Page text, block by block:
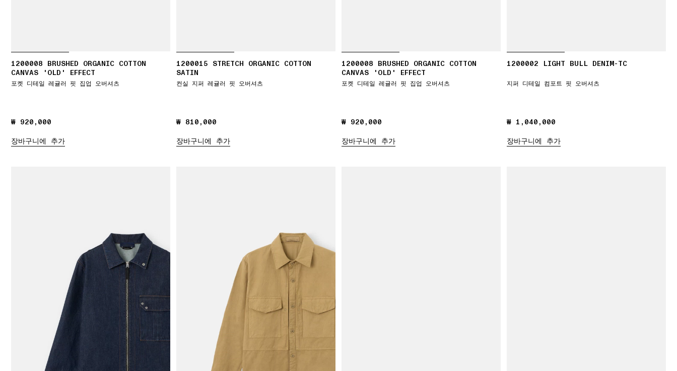
1200008 BRUSHED ORGANIC COTTON
CANVAS 'OLD' EFFECT
포켓 디테일 레귤러 핏 집업 오버셔츠
₩ 920,000
₩ 920,000
장바구니에 추가
1200015 STRETCH ORGANIC COTTON
SATIN
컨실 지퍼 레귤러 핏 오버셔츠
₩ 810,000
₩ 810,000
장바구니에 추가
1200008 BRUSHED ORGANIC COTTON
CANVAS 'OLD' EFFECT
포켓 디테일 레귤러 핏 집업 오버셔츠
₩ 920,000
₩ 920,000
장바구니에 추가
1200002 LIGHT BULL DENIM-TC
지퍼 디테일 컴포트 핏 오버셔츠
₩ 1,040,000
₩ 1,040,000
장바구니에 추가